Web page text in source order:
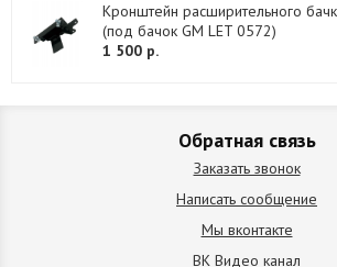
Кронштейн расширительного
(под бачок GM LET 0572)
1 500 р.
Обратная связь
Заказать звонок
Написать сообщение
Мы вконтакте
ВК Видео канал